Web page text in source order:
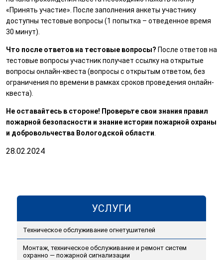
«Принять участие». После заполнения анкеты участнику
доступны тестовые вопросы (1 попытка – отведенное время
30 минут).
Что после ответов на тестовые вопросы? После ответов на
тестовые вопросы участник получает ссылку на открытые
вопросы онлайн-квеста (вопросы с открытым ответом, без
ограничения по времени в рамках сроков проведения онлайн-
квеста).
Не оставайтесь в стороне! Проверьте свои знания правил
пожарной безопасности и знание истории пожарной охраны
и добровольчества Вологодской области
28.02.2024
УСЛУГИ
Техническое обслуживание огнетушителей
Монтаж, техническое обслуживание и ремонт систем
охранно — пожарной сигнализации